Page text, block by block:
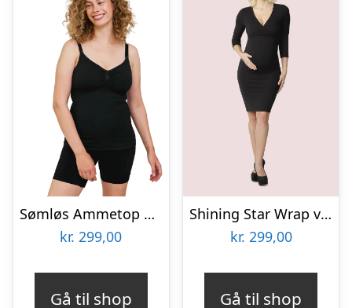
Sømløs Ammetop Med Shapewear – Sort – Small
kr. 299,00
Gå til shop
Shining Star Wrap vente- og ammekjole, sort – XS
kr. 299,00
Gå til shop